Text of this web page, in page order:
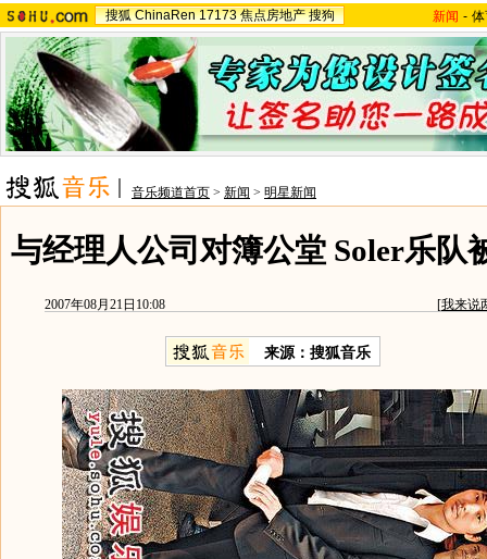
搜狐 ChinaRen 17173 焦点房地产 搜狗 新闻 -
音乐频道首页 > 新闻 > 明星新闻
与经理人公司对簿公堂 Soler乐队
2007年08月21日10:08 [我来说
来源：搜狐音乐